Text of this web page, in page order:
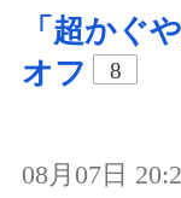
「超かぐ
オフ
8
08月07日